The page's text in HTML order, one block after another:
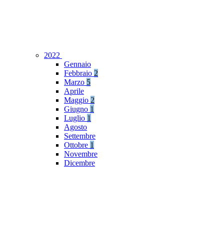
2022
Gennaio
Febbraio 2
Marzo 5
Aprile
Maggio 2
Giugno 1
Luglio 1
Agosto
Settembre
Ottobre 1
Novembre
Dicembre